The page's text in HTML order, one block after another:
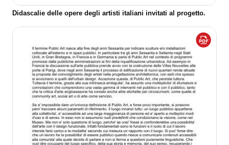
Didascalie delle opere degli artisti italiani invitati al progetto.